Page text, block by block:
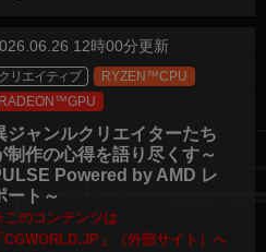
12時00分更新
クリエイティブ
RYZEN™CPU
RADEON™GPU
ジャンルクリエイターたち
制作の心得を語り尽くす～
Powered by AMD レ
ート～
のコンテンツは
CGWORLD.JP」（外部サイト）へ